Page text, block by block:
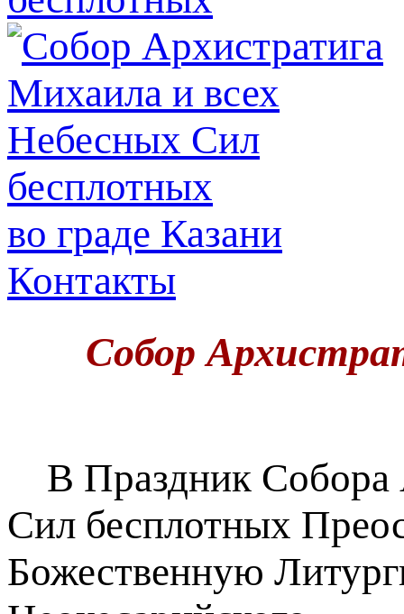
во граде Казани
Контакты
Собор
В Праздник Собора
Сил бесплотных
Божественную